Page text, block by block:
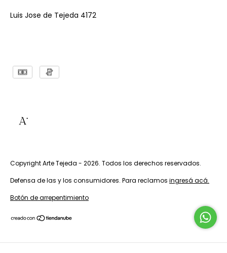
Luis Jose de Tejeda 4172
Copyright Arte Tejeda - 2026. Todos los derechos reservados.
Defensa de las y los consumidores. Para reclamos ingresá acá.
Botón de arrepentimiento